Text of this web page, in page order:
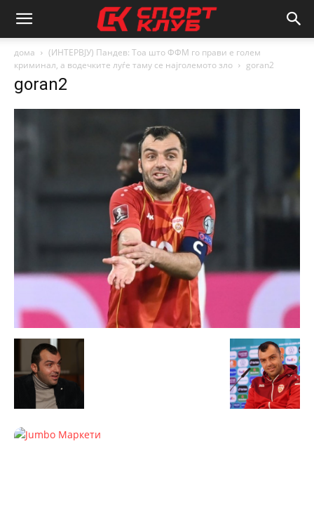
дома
(ИНТЕРВЈУ) Пандев: Тоа што ФФМ го прави е голем
криминал, а водечките луѓе таму се најголемото зло
goran2
goran2